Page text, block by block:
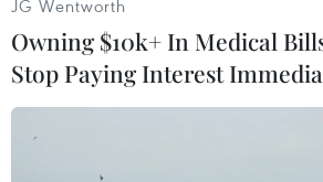
đề,trước hết là việc nước này
minh châu Âu (EU)./.
JG Wentworth
Owning $10k+ In Medical
Stop Paying Interest